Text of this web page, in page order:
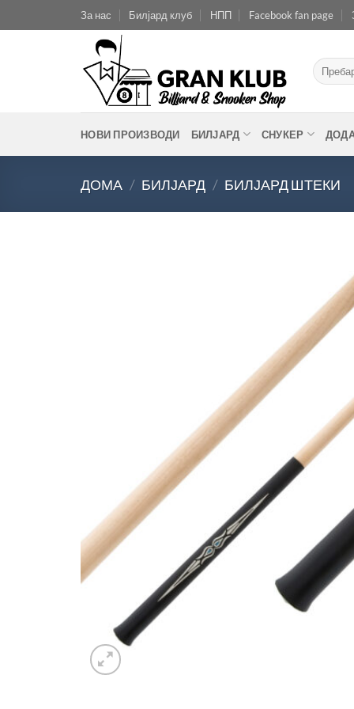
to
За нас Билјард клуб НПП Facebook fan page
Барај
за:
НОВИ ПРОИЗВОДИ БИЛЈАРД СНУКЕР
ДОМА / БИЛЈАРД / БИЛЈАРД ШТЕКИ